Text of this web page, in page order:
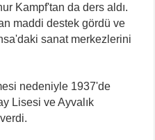
Kampf'tan da ders aldı.
maddi destek gördü ve
sanat merkezlerini
nedeniyle 1937'de
Lisesi ve Ayvalık